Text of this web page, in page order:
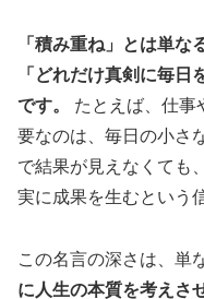
「積み重ね」とは単
「どれだけ真剣に毎
です。
たとえば、仕事
要なのは、毎日の小さ
で結果が見えなくても
実に成果を生むという
この名言の深さは、単
に人生の本質を考えさ